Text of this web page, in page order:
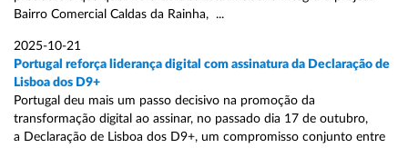
Bairro Comercial Caldas da Rainha, ...
2025-10-21
Portugal reforça liderança digital com assinatura da Declaração de
Lisboa dos D9+
Portugal deu mais um passo decisivo na promoção da
transformação digital ao assinar, no passado dia 17 de outubro,
a Declaração de Lisboa dos D9+, um compromisso conjunto entre